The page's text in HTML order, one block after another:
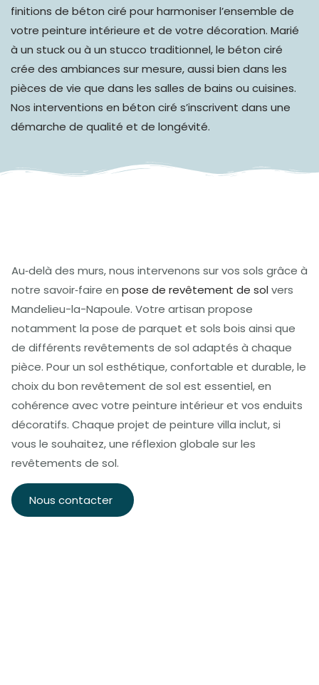
finitions de béton ciré pour harmoniser l’ensemble de
votre peinture intérieure et de votre décoration. Marié
à un stuck ou à un stucco traditionnel, le béton ciré
crée des ambiances sur mesure, aussi bien dans les
pièces de vie que dans les salles de bains ou cuisines.
Nos interventions en béton ciré s’inscrivent dans une
démarche de qualité et de longévité.
Au‑delà des murs, nous intervenons sur vos sols grâce à
notre savoir‑faire en pose de revêtement de solvers
Mandelieu-la-Napoule. Votre artisan propose
notamment la pose de parquet et sols bois ainsi que
de différents revêtements de sol adaptés à chaque
pièce. Pour un sol esthétique, confortable et durable, le
choix du bon revêtement de sol est essentiel, en
cohérence avec votre peinture intérieur et vos enduits
décoratifs. Chaque projet de peinture villa inclut, si
vous le souhaitez, une réflexion globale sur les
revêtements de sol.
Nous contacter